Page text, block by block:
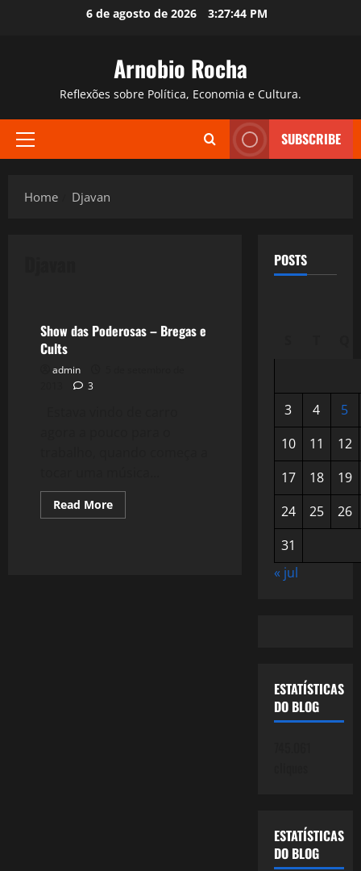
6 de agosto de 2026 3:27:45 PM
Arnobio Rocha
Reflexões sobre Política, Economia e Cultura.
Primary
SUBSCRIBE
Home Djavan
Show das Poderosas – Bregas e
Cults
admin
3
Read MoreRead
more
POSTS
3 4
5
10
11
12
17
18
19
24
25
26
31
« jul
ESTATÍSTICAS
DO BLOG
ESTATÍSTICAS
DO BLOG